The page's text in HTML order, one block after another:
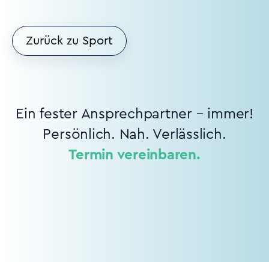
Zurück zu Sport
Ein fester Ansprechpartner – immer!
Persönlich. Nah. Verlässlich.
Termin vereinbaren.